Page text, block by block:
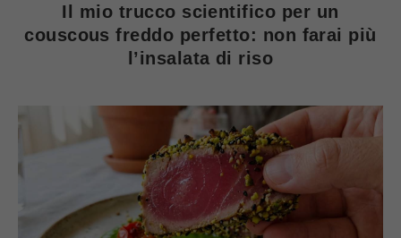
Il mio trucco scientifico per un
couscous freddo perfetto: non farai più
l’insalata di riso